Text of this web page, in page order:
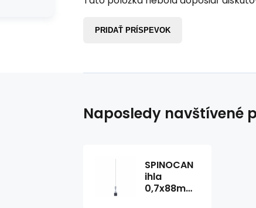
PRIDAŤ PRÍSPEVOK
Naposledy navštívené
SPINOCAN
ihla
0,7x88mm